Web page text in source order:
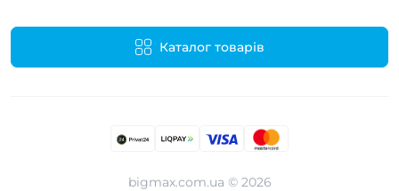
Каталог товарів
bigmax.com.ua © 2026